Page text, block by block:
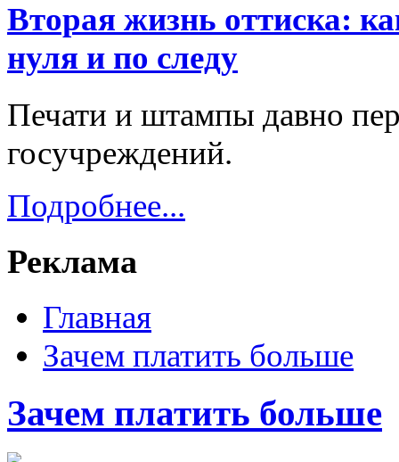
Вторая жизнь оттиска:
нуля и по следу
Печати и штампы давно
госучреждений.
Подробнее...
Реклама
Главная
Зачем платить больше
Зачем платить больше